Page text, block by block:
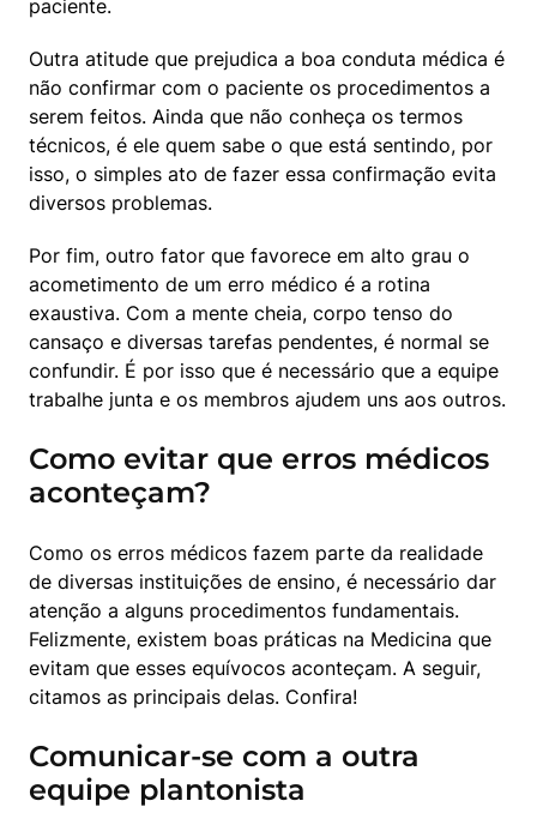
paciente.
Outra atitude que prejudica a boa conduta médica é
não confirmar com o paciente os procedimentos a
serem feitos. Ainda que não conheça os termos
técnicos, é ele quem sabe o que está sentindo, por
isso, o simples ato de fazer essa confirmação evita
diversos problemas.
Por fim, outro fator que favorece em alto grau o
acometimento de um erro médico é a rotina
exaustiva. Com a mente cheia, corpo tenso do
cansaço e diversas tarefas pendentes, é normal se
confundir. É por isso que é necessário que a equipe
trabalhe junta e os membros ajudem uns aos outros.
Como evitar que erros médicos
aconteçam?
Como os erros médicos fazem parte da realidade
de diversas instituições de ensino, é necessário dar
atenção a alguns procedimentos fundamentais.
Felizmente, existem boas práticas na Medicina que
evitam que esses equívocos aconteçam. A seguir,
citamos as principais delas. Confira!
Comunicar-se com a outra
equipe plantonista